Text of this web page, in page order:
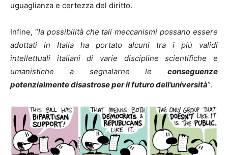
uguaglianza e certezza del diritto.
Infine, “la possibilità che tali meccanismi possano essere
adottati in Italia ha portato alcuni tra i più validi
intellettuali italiani di varie discipline scientifiche e
umanistiche a segnalarne le conseguenze
potenzialmente disastrose per il futuro dell’università”.